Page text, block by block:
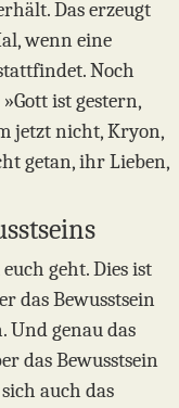
Das erzeugt
wenn eine
Noch
ist gestern,
jetzt nicht, Kryon,
getan, ihr Lieben,
geht. Dies ist
das Bewusstsein
Und genau das
das Bewusstsein
auch das